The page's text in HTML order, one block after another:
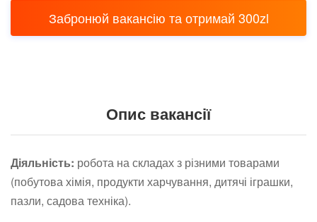
Опис вакансії
Діяльність: робота на складах з різними товарами
(побутова хімія, продукти харчування, дитячі іграшки,
пазли, садова техніка).
Забронюй вакансію та отримай 300zl